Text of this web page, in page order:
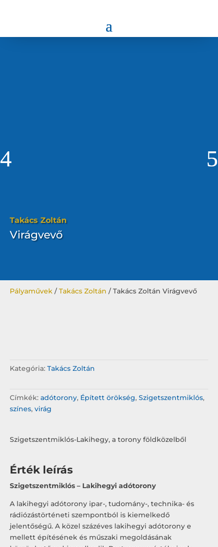
Takács Zoltán
Virágvevő
Pályaművek /Takács Zoltán / Takács Zoltán Virágvevő
Kategória: Takács Zoltán
Címkék: adótorony, Épített örökség, Szigetszentmiklós,
színes, virág
Szigetszentmiklós-Lakihegy, a torony földközelből
Érték leírás
Szigetszentmiklós – Lakihegyi adótorony
A lakihegyi adótorony ipar-, tudomány-, technika- és
rádiózástörténeti szempontból is kiemelkedő
jelentőségű. A közel százéves lakihegyi adótorony e
mellett építésének és műszaki megoldásának